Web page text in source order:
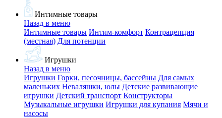
Интимные товары
Назад в меню
Интимные товары Интим-комфорт Контрацепция
(местная) Для потенции
Игрушки
Назад в меню
Игрушки Горки, песочницы, бассейны Для самых
маленьких Неваляшки, юлы Детские развивающие
игрушки Детский транспорт Конструкторы
Музыкальные игрушки Игрушки для купания Мячи и
насосы